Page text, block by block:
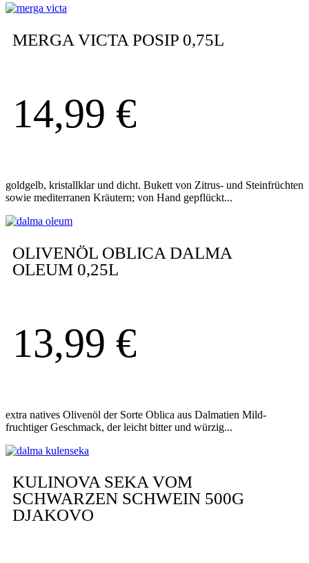
MERGA VICTA POSIP 0,75L
14,99 €
goldgelb, kristallklar und dicht. Bukett von Zitrus- und Steinfrüchten
sowie mediterranen Kräutern; von Hand gepflückt...
OLIVENÖL OBLICA DALMA
OLEUM 0,25L
13,99 €
extra natives Olivenöl der Sorte Oblica aus Dalmatien Mild-
fruchtiger Geschmack, der leicht bitter und würzig...
KULINOVA SEKA VOM
SCHWARZEN SCHWEIN 500G
DJAKOVO